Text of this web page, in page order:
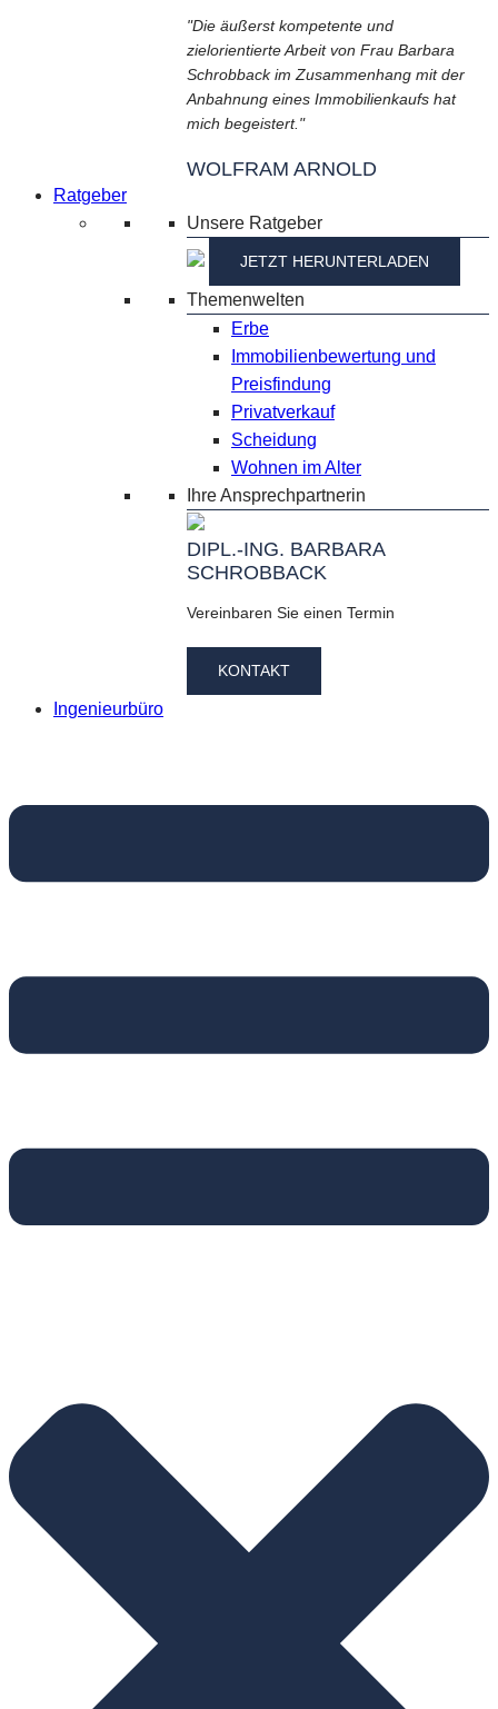
"Die äußerst kompetente und
zielorientierte Arbeit von Frau Barbara
Schrobback im Zusammenhang mit der
Anbahnung eines Immobilienkaufs hat
mich begeistert."
WOLFRAM ARNOLD
Ratgeber
Unsere Ratgeber
JETZT HERUNTERLADEN
Themenwelten
Erbe
Immobilienbewertung und
Preisfindung
Privatverkauf
Scheidung
Wohnen im Alter
Ihre Ansprechpartnerin
DIPL.-ING. BARBARA
SCHROBBACK
Vereinbaren Sie einen Termin
KONTAKT
Ingenieurbüro